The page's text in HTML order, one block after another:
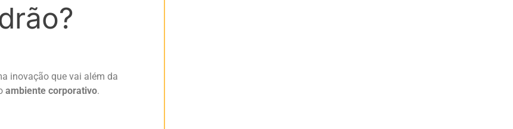
inovação que vai além da
ambiente corporativo.